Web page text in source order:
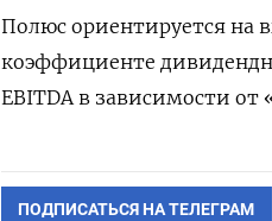
Полюс ориентируется на
коэффициенте
EBITDA ​в зависимости от
ПОДПИСАТЬСЯ НА ТЕЛЕГРАМ